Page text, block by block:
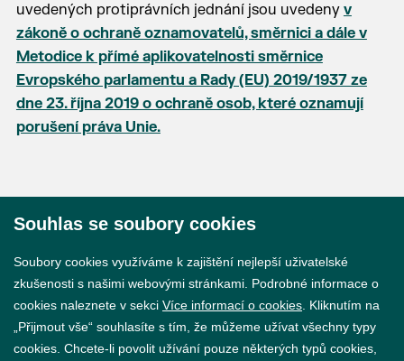
uvedených protiprávních jednání jsou uvedeny v
zákoně o ochraně oznamovatelů, směrnici a dále v
Metodice k přímé aplikovatelnosti směrnice
Evropského parlamentu a Rady (EU) 2019/1937 ze
dne 23. října 2019 o ochraně osob, které oznamují
porušení práva Unie.
Souhlas se soubory cookies
Soubory cookies využíváme k zajištění nejlepší uživatelské
zkušenosti s našimi webovými stránkami. Podrobné informace o
cookies naleznete v sekci Více informací o cookies . Kliknutím na
„Přijmout vše“ souhlasíte s tím, že můžeme užívat všechny typy
cookies. Chcete-li povolit užívání pouze některých typů cookies,